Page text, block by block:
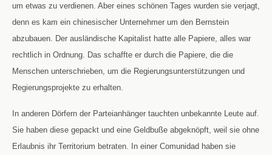
um etwas zu verdienen. Aber eines schönen Tages wurden sie verjagt,
denn es kam ein chinesischer Unternehmer um den Bernstein
abzubauen. Der ausländische Kapitalist hatte alle Papiere, alles war
rechtlich in Ordnung. Das schaffte er durch die Papiere, die die
Menschen unterschrieben, um die Regierungsunterstützungen und
Regierungsprojekte zu erhalten.
In anderen Dörfern der Parteianhänger tauchten unbekannte Leute auf.
Sie haben diese gepackt und eine Geldbuße abgeknöpft, weil sie ohne
Erlaubnis ihr Territorium betraten. In einer Comunidad haben sie